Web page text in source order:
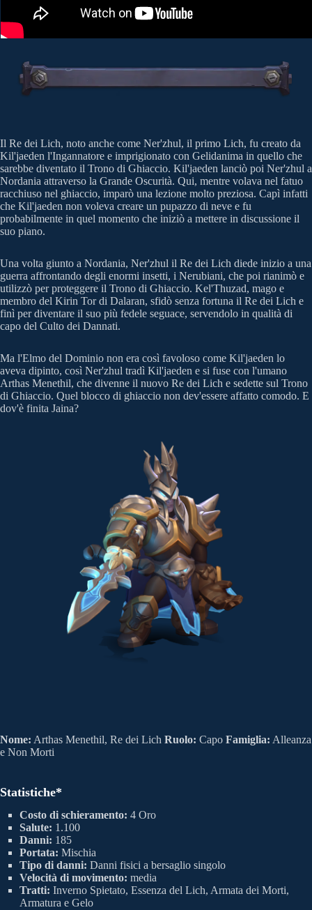
Il Re dei Lich, noto anche come Ner'zhul, il primo Lich, fu creato da
Kil'jaeden l'Ingannatore e imprigionato con Gelidanima in quello che
sarebbe diventato il Trono di Ghiaccio. Kil'jaeden lanciò poi Ner'zhul a
Nordania attraverso la Grande Oscurità. Qui, mentre volava nel fatuo
racchiuso nel ghiaccio, imparò una lezione molto preziosa. Capì infatti
che Kil'jaeden non voleva creare un pupazzo di neve e fu
probabilmente in quel momento che iniziò a mettere in discussione il
suo piano.
Una volta giunto a Nordania, Ner'zhul il Re dei Lich diede inizio a una
guerra affrontando degli enormi insetti, i Nerubiani, che poi rianimò e
utilizzò per proteggere il Trono di Ghiaccio. Kel'Thuzad, mago e
membro del Kirin Tor di Dalaran, sfidò senza fortuna il Re dei Lich e
finì per diventare il suo più fedele seguace, servendolo in qualità di
capo del Culto dei Dannati.
Ma l'Elmo del Dominio non era così favoloso come Kil'jaeden lo
aveva dipinto, così Ner'zhul tradì Kil'jaeden e si fuse con l'umano
Arthas Menethil, che divenne il nuovo Re dei Lich e sedette sul Trono
di Ghiaccio. Quel blocco di ghiaccio non dev'essere affatto comodo. E
dov'è finita Jaina?
Nome: Arthas Menethil, Re dei Lich Ruolo: Capo Famiglia: Alleanza
e Non Morti
Statistiche*
Costo di schieramento: 4 Oro
Salute: 1.100
Danni: 185
Portata: Mischia
Tipo di danni: Danni fisici a bersaglio singolo
Velocità di movimento: media
Tratti: Inverno Spietato, Essenza del Lich, Armata dei Morti,
Armatura e Gelo